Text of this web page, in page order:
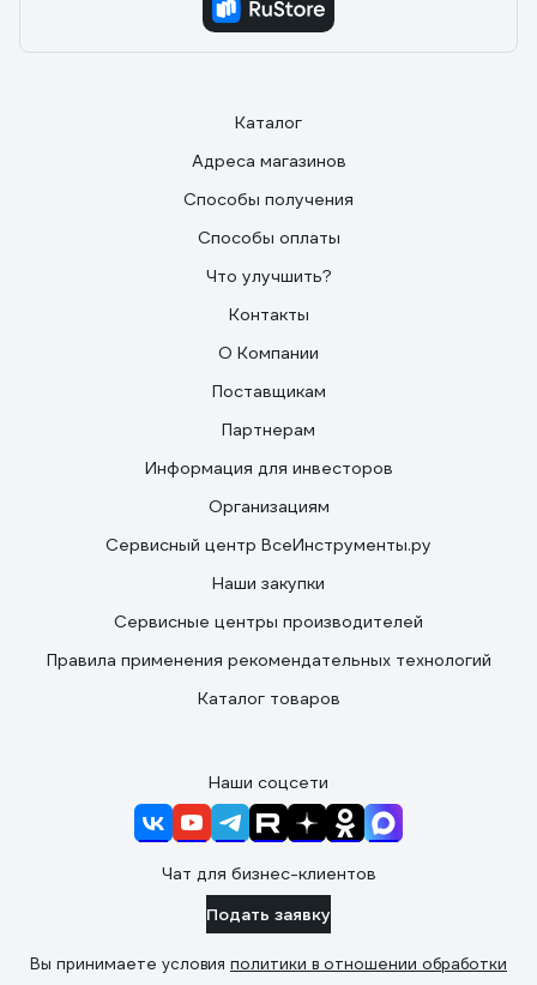
Каталог
Адреса магазинов
Способы получения
Способы оплаты
Что улучшить?
Контакты
О Компании
Поставщикам
Партнерам
Информация для инвесторов
Организациям
Сервисный центр ВсеИнструменты.ру
Наши закупки
Сервисные центры производителей
Правила применения рекомендательных технологий
Каталог товаров
Наши соцсети
Чат для бизнес-клиентов
Подать заявку
Вы принимаете условия политики в отношении обработки